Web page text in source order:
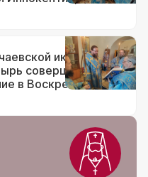
иконы
совершил
в Воскресенском